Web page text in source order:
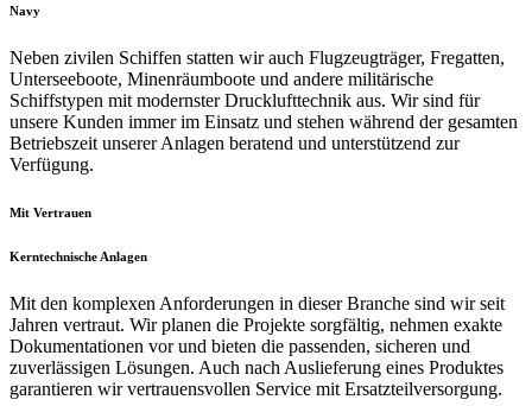
Navy
Neben zivilen Schiffen statten wir auch Flugzeugträger, Fregatten,
Unterseeboote, Minenräumboote und andere militärische
Schiffstypen mit modernster Drucklufttechnik aus. Wir sind für
unsere Kunden immer im Einsatz und stehen während der gesamten
Betriebszeit unserer Anlagen beratend und unterstützend zur
Verfügung.
Mit Vertrauen
Kerntechnische Anlagen
Mit den komplexen Anforderungen in dieser Branche sind wir seit
Jahren vertraut. Wir planen die Projekte sorgfältig, nehmen exakte
Dokumentationen vor und bieten die passenden, sicheren und
zuverlässigen Lösungen. Auch nach Auslieferung eines Produktes
garantieren wir vertrauensvollen Service mit Ersatzteilversorgung.